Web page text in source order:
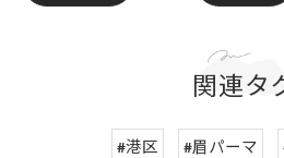
関連タ
#港区 #眉パーマ